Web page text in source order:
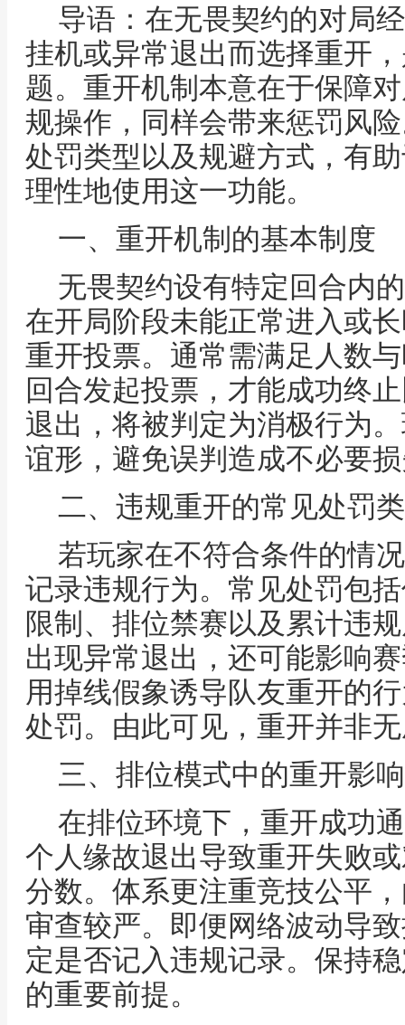
导语：在无畏契约的对局
挂机或异常退出而选择重开
题。重开机制本意在于保障
规操作，同样会带来惩罚风
处罚类型以及规避方式，有
理性地使用这一功能。
一、重开机制的基本制度
无畏契约设有特定回合内
在开局阶段未能正常进入或
重开投票。通常需满足人数
回合发起投票，才能成功终
退出，将被判定为消极行为
谊形，避免误判造成不必要
二、违规重开的常见处罚
若玩家在不符合条件的情
记录违规行为。常见处罚包
限制、排位禁赛以及累计违
出现异常退出，还可能影响
用掉线假象诱导队友重开的
处罚。由此可见，重开并非
三、排位模式中的重开影响
在排位环境下，重开成功
个人缘故退出导致重开失败
分数。体系更注重竞技公平
审查较严。即便网络波动导
定是否记入违规记录。保持
的重要前提。